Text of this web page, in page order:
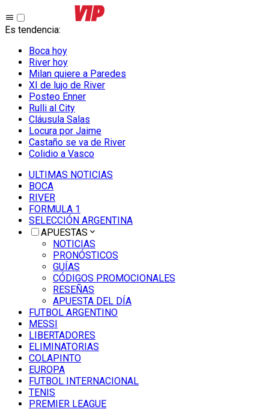
Es tendencia:
Boca hoy
River hoy
Milan quiere a Paredes
XI de lujo de River
Posteo Enner
Rulli al City
Cláusula Salas
Locura por Jaime
Castaño se va de River
Colidio a Vasco
ULTIMAS NOTICIAS
BOCA
RIVER
FORMULA 1
SELECCIÓN ARGENTINA
APUESTAS
NOTICIAS
PRONÓSTICOS
GUÍAS
CÓDIGOS PROMOCIONALES
RESEÑAS
APUESTA DEL DÍA
FUTBOL ARGENTINO
MESSI
LIBERTADORES
ELIMINATORIAS
COLAPINTO
EUROPA
FUTBOL INTERNACIONAL
TENIS
PREMIER LEAGUE